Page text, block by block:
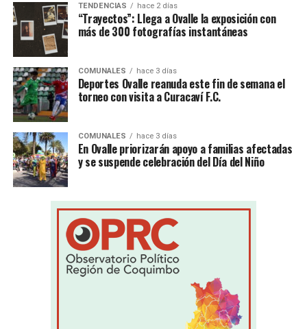
TENDENCIAS hace 2 días
“Trayectos”: Llega a Ovalle la exposición con
más de 300 fotografías instantáneas
COMUNALES hace 3 días
Deportes Ovalle reanuda este fin de semana el
torneo con visita a Curacaví F.C.
COMUNALES hace 3 días
En Ovalle priorizarán apoyo a familias afectadas
y se suspende celebración del Día del Niño